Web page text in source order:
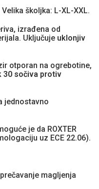
školjka: L-XL-XXL.
izrađena od
Uključuje uklonjiv
otporan na ogrebotine,
30 sočiva protiv
jednostavno
je da ROXTER
uz ECE 22.06).
magljenja